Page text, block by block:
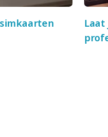
Laat